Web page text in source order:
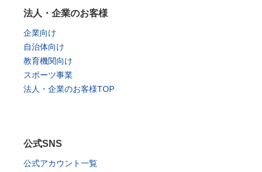
法人・企業のお客様
企業向け
自治体向け
教育機関向け
スポーツ事業
法人・企業のお客様TOP
公式SNS
公式アカウント一覧